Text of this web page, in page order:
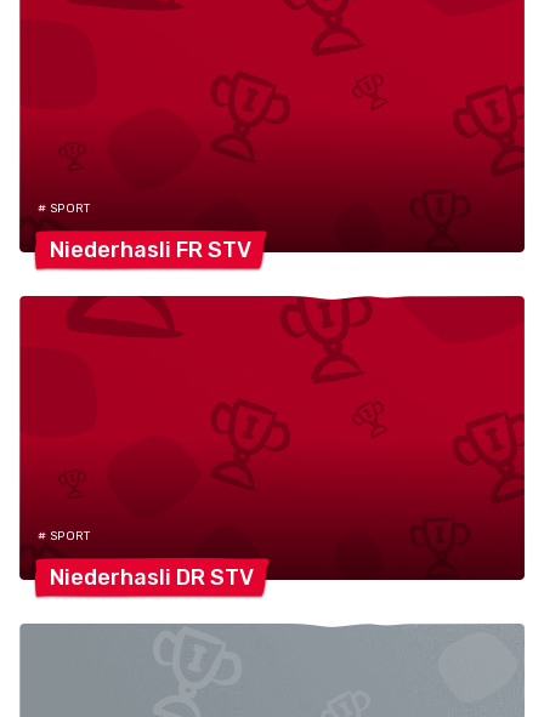
# SPORT
Niederhasli FRSTV
# SPORT
Niederhasli DRSTV